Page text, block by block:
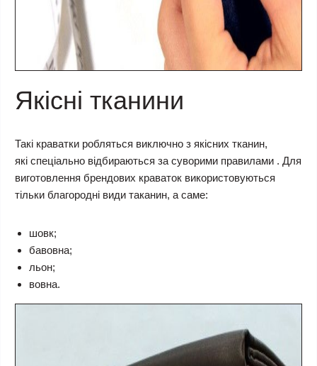
Якісні тканини
Такі краватки робляться виключно з якісних тканин,
які спеціально відбираються за суворими правилами . Для
виготовлення брендових краваток використовуються
тільки благородні види таканин, а саме:
шовк;
бавовна;
льон;
вовна.